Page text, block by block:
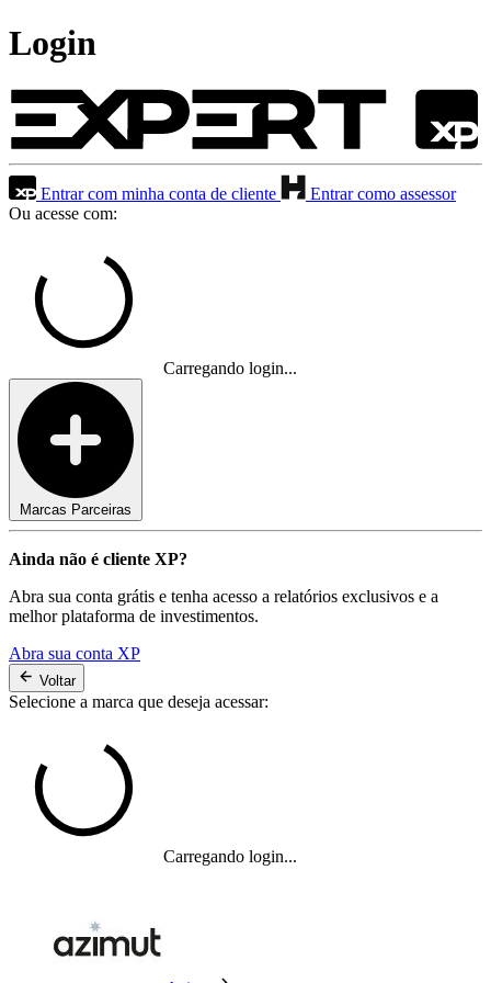
Login
Entrar com minha conta de cliente
Entrar como assessor
Ou acesse com:
Carregando login...
Marcas Parceiras
Ainda não é cliente XP?
Abra sua conta grátis e tenha acesso a relatórios exclusivos e a
melhor plataforma de investimentos.
Abra sua conta XP
Voltar
Selecione a marca que deseja acessar:
Carregando login...